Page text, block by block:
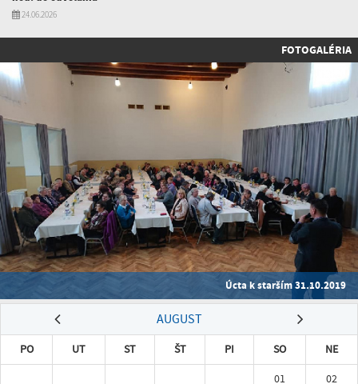
24.06.2026
FOTOGALÉRIA
Úcta k starším 31.10.2019
AUGUST
PO UT ST ŠT PI SO
NE
01
02